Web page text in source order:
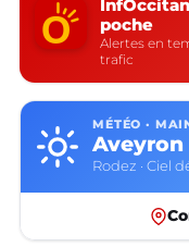
poche
Alertes en
trafic
MÉTÉO ·
Aveyron
Rodez · Ciel